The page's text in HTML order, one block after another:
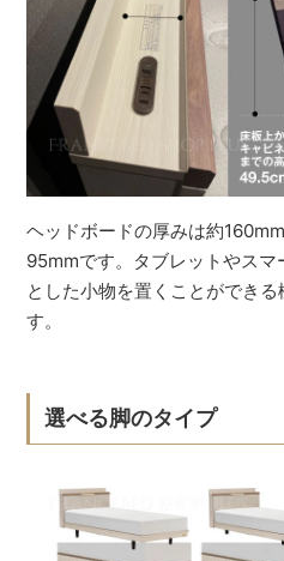
ヘッドボードの厚みは約
95mmです。タブレットやスマ
とした小物を置くことができ
す。
選べる脚のタイプ